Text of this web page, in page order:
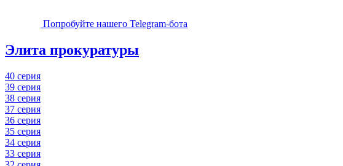
Попробуйте нашего Telegram-бота
Элита прокуратуры
40 серия
39 серия
38 серия
37 серия
36 серия
35 серия
34 серия
33 серия